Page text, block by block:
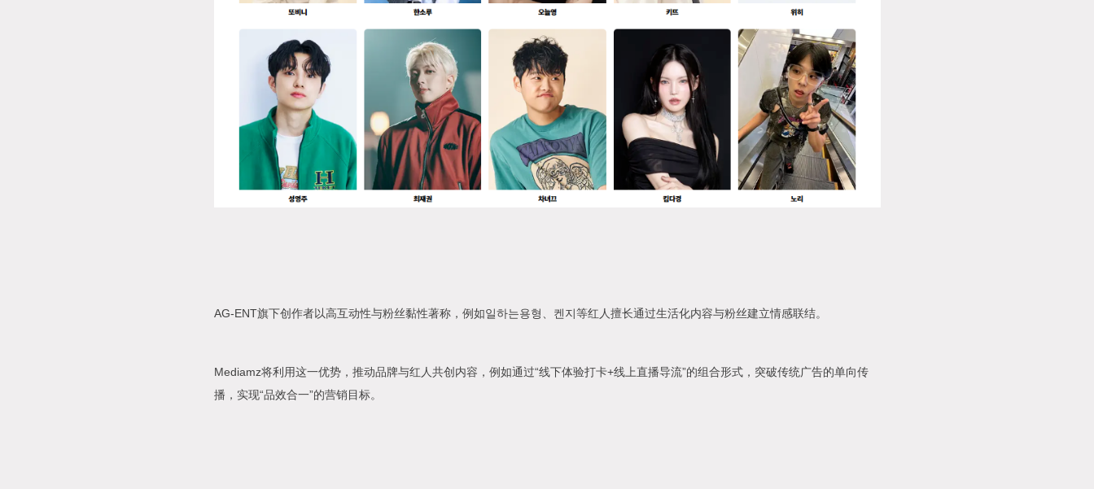
AG-ENT旗下创作者以高互动性与粉丝黏性著称，例如일하는용형、켄지等红人擅长通过生活化内容与粉丝建立情感联结。
Mediamz将利用这一优势，推动品牌与红人共创内容，例如通过“线下体验打卡+线上直播导流”的组合形式，突破传统广告的单向传
播，实现“品效合一”的营销目标。